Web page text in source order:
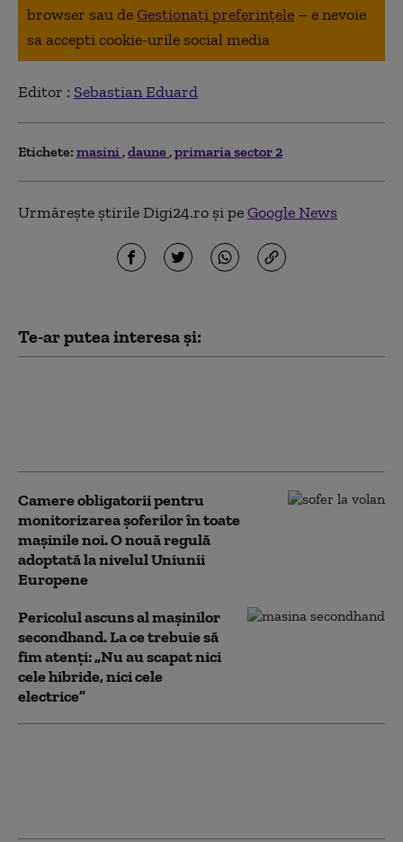
browser sau deGestionați preferințele – e nevoie
sa accepti cookie-urile social media
Editor : Sebastian Eduard
Etichete: masini daune primaria sector 2
Urmărește știrile Digi24.ro și peGoogle News
Te-ar putea interesa și:
Camere obligatorii pentru
monitorizarea șoferilor în toate
mașinile noi. O nouă regulă
adoptată la nivelul Uniunii
Europene
Pericolul ascuns al mașinilor
secondhand. La ce trebuie să
fim atenți: „Nu au scapat nici
cele hibride, nici cele
electrice”